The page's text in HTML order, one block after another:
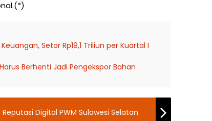
Setor Rp19,1 Triliun per Kuartal I
Berhenti Jadi Pengekspor Bahan
Digital PWM Sulawesi Selatan